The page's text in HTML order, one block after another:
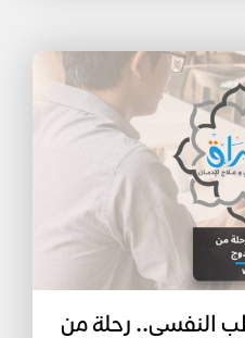
النفسي.. رحلة من